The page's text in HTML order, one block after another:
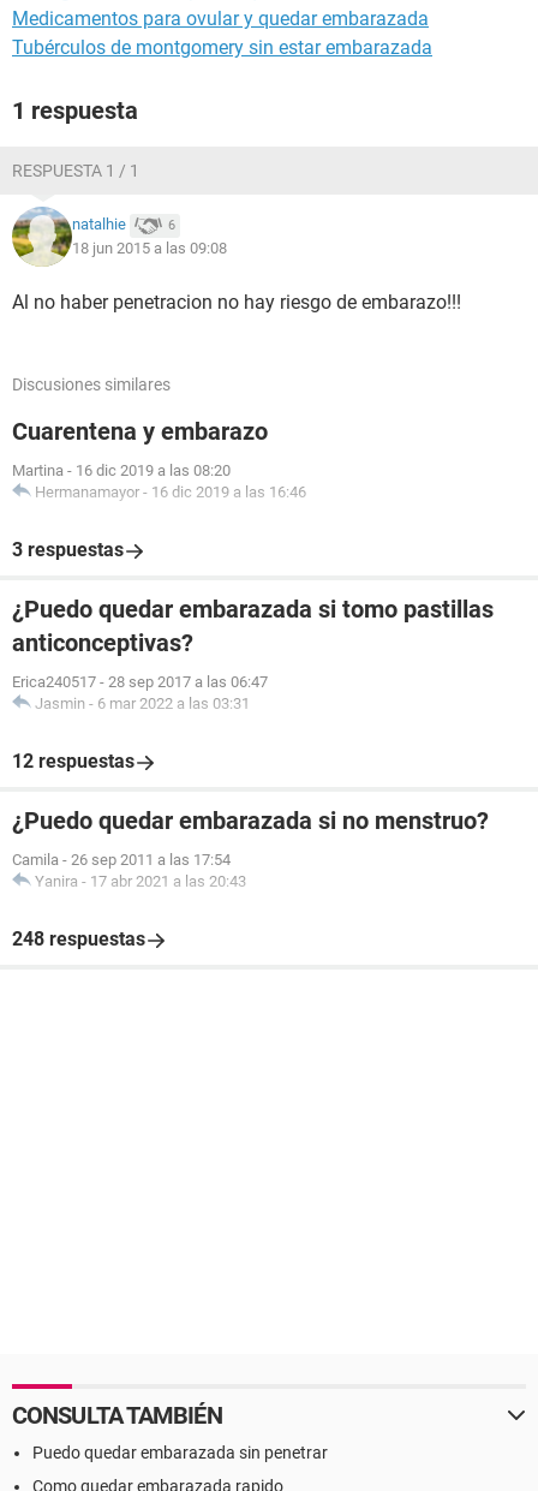
Medicamentos para ovular y quedar embarazada
Tubérculos de montgomery sin estar embarazada
1 respuesta
RESPUESTA 1 / 1
natalhie 6
18 jun 2015 a las 09:08
Al no haber penetracion no hay riesgo de embarazo!!!
Discusiones similares
Cuarentena y embarazo
Martina - 16 dic 2019 a las 08:20
Hermanamayor - 16 dic 2019 a las 16:46
3 respuestas
¿Puedo quedar embarazada si tomo pastillas
anticonceptivas?
Erica240517 - 28 sep 2017 a las 06:47
Jasmin - 6 mar 2022 a las 03:31
12 respuestas
¿Puedo quedar embarazada si no menstruo?
Camila - 26 sep 2011 a las 17:54
Yanira - 17 abr 2021 a las 20:43
248 respuestas
CONSULTA TAMBIÉN
Puedo quedar embarazada sin penetrar
Como quedar embarazada rapido